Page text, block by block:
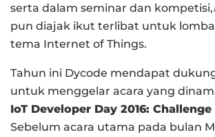
serta dalam seminar dan kompetisi,
pun diajak ikut terlibat untuk lomba
tema Internet of Things.
Tahun ini Dycode mendapat
untuk menggelar acara yang
IoT Developer Day 2016: Challenge
Sebelum acara utama pada bulan